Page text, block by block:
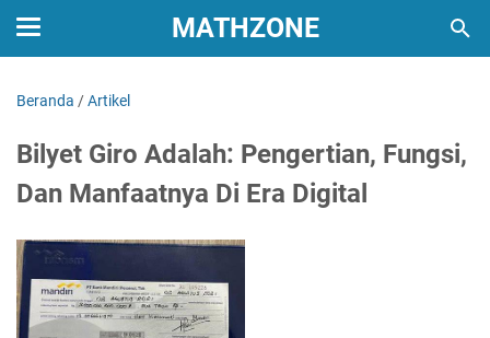
MATHZONE
Beranda /Artikel
Bilyet Giro Adalah: Pengertian, Fungsi,
Dan Manfaatnya Di Era Digital